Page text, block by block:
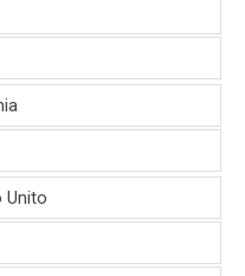
Unito